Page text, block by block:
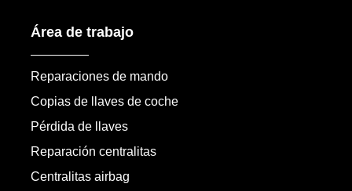
Área de trabajo
Reparaciones de mando
Copias de llaves de coche
Pérdida de llaves
Reparación centralitas
Centralitas airbag